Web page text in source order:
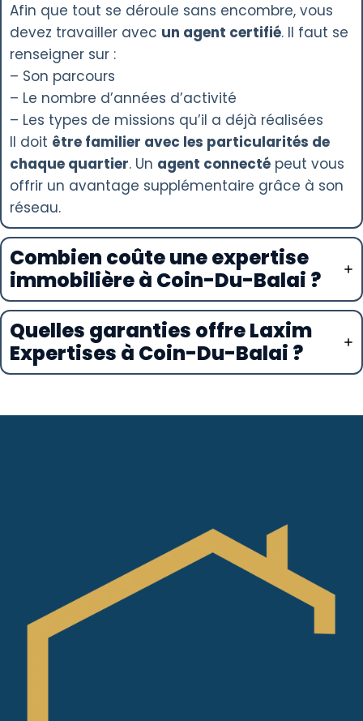
Afin que tout se déroule sans encombre, vous
devez travailler avec un agent certifié. Il faut se
renseigner sur :
– Son parcours
– Le nombre d’années d’activité
– Les types de missions qu’il a déjà réalisées
Il doit être familier avec les particularités de
chaque quartier. Un agent connecté peut vous
offrir un avantage supplémentaire grâce à son
réseau.
Combien coûte une expertise
immobilière à Coin-Du-Balai ?
Quelles garanties offre Laxim
Expertises à Coin-Du-Balai ?